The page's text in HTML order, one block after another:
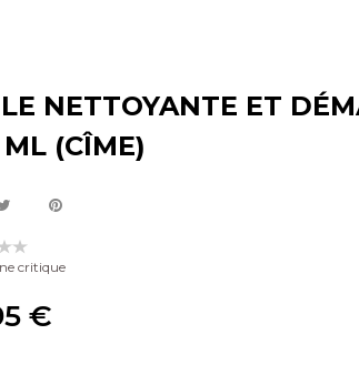
NETTOYANTE ET
(CÎME)
critique
€